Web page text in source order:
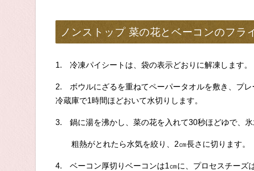
ノンストップ 菜の花とベーコンのフラ
1. 冷凍パイシートは、袋の表示どおりに解凍します。
2. ボウルにざるを重ねてペーパータオルを敷き、プレ
冷蔵庫で1時間ほどおいて水切りします。
3. 鍋に湯を沸かし、菜の花を入れて30秒ほどゆで、氷
粗熱がとれたら水気を絞り、2㎝長さに切ります。
4. ベーコン厚切りベーコンは1㎝に、プロセスチーズ